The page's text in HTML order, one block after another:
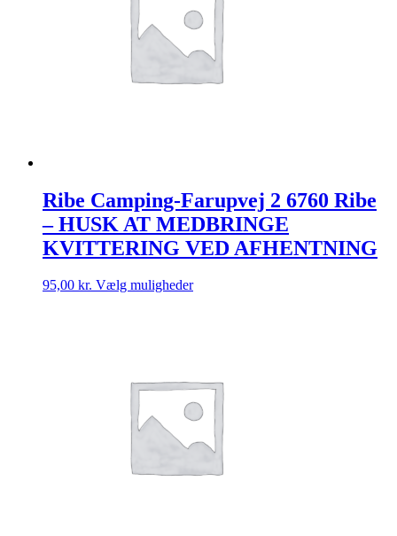
Ribe Camping-Farupvej 2 6760 Ribe
– HUSK AT MEDBRINGE
KVITTERING VED AFHENTNING
95,00 kr. Vælg mulighederDette
kan
vælges
på
varesiden